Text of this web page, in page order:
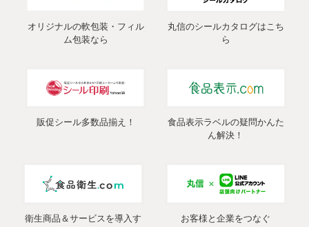
オリジナルの軟包装・フィル
ム包装なら
丸信のシールカタログはこち
ら
販促シール多数品揃え！
食品表示ラベルの疑問かんた
ん解決！
衛生商品＆サービスを導入す
お客様と企業をつなぐ